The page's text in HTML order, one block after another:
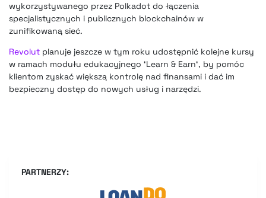
wykorzystywanego przez Polkadot do łączenia
specjalistycznych i publicznych blockchainów w
zunifikowaną sieć.
Revolut planuje jeszcze w tym roku udostępnić kolejne kursy
w ramach modułu edukacyjnego ‘Learn & Earn‘, by pomóc
klientom zyskać większą kontrolę nad finansami i dać im
bezpieczny dostęp do nowych usług i narzędzi.
PARTNERZY: